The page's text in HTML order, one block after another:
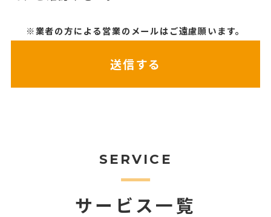
※業者の方による営業のメールはご遠慮願います。
SERVICE
サービス一覧